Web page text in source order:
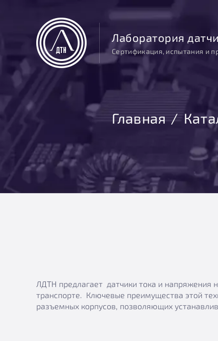
Лаборатория
Сертификация, испытания и
Главная
ЛДТН предлагает датчики тока и
транспорте. Ключевые преимущества этой
разъемных корпусов, позволяющих